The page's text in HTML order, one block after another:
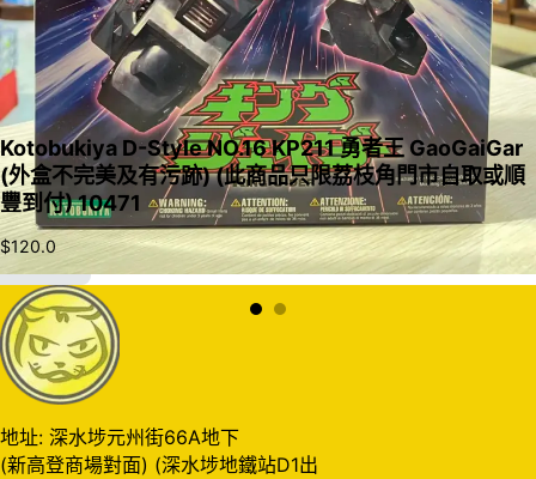
入購物車
Kotobukiya D-Style NO.16 KP211 勇者王 GaoGaiGar
(外盒不完美及有污跡) (此商品只限荔枝角門市自取或順
豐到付) 10471
$120.0
地址: 深水埗元州街66A地下
(新高登商場對面) (深水埗地鐵站D1出